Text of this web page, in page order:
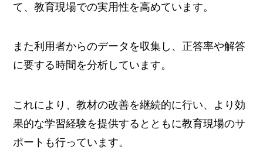
て、教育現場での実用性を高めています。
また利用者からのデータを収集し、正答率や解答
に要する時間を分析しています。
これにより、教材の改善を継続的に行い、より効
果的な学習経験を提供するとともに教育現場のサ
ポートも行っています。